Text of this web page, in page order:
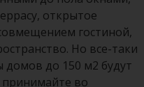
открытое
гостиной,
Но все-таки
домов до 150 м2 будут
во